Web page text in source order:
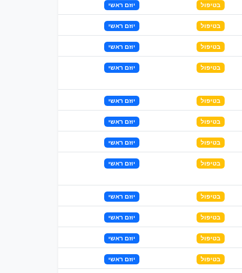
בטיפול יוזם ראשי
בטיפול יוזם ראשי
בטיפול יוזם ראשי
בטיפול יוזם ראשי
בטיפול יוזם ראשי
בטיפול יוזם ראשי
בטיפול יוזם ראשי
בטיפול יוזם ראשי
בטיפול יוזם ראשי
בטיפול יוזם ראשי
בטיפול יוזם ראשי
בטיפול יוזם ראשי